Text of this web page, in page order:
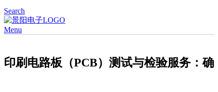
Search
Menu
印刷电路板（PCB）测试与检验服务：确